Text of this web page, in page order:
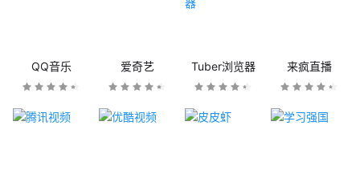
QQ音乐 爱奇艺 Tuber浏览器 来疯直播